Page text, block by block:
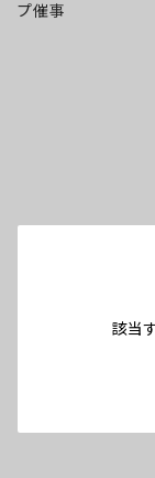
プ催事
該当